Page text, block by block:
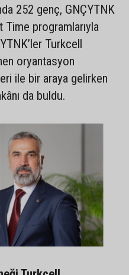
252 genç, GNÇYTNK
Time programlarıyla
Turkcell
oryantasyon
ile bir araya gelirken
da buldu.